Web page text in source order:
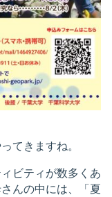
てきますね。
ビティが数多くあ
んの中には、「夏